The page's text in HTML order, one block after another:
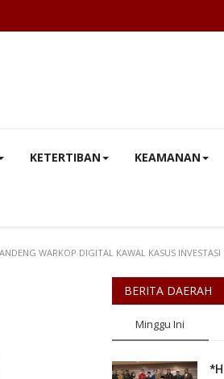
KETERTIBAN KEAMANAN
WARKOP DIGITAL KAWAL KASUS INVESTASI
BERITA DAERAH
Minggu Ini